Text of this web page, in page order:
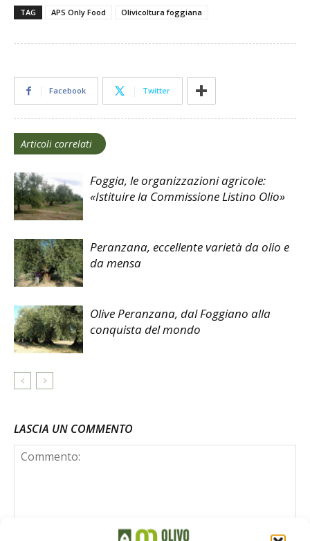
TAG APS Only Food Olivicoltura foggiana
Facebook Twitter
Articoli correlati
Foggia, le organizzazioni agricole:
«Istituire la Commissione Listino Olio»
Peranzana, eccellente varietà da olio e
da mensa
Olive Peranzana, dal Foggiano alla
conquista del mondo
LASCIA UN COMMENTO